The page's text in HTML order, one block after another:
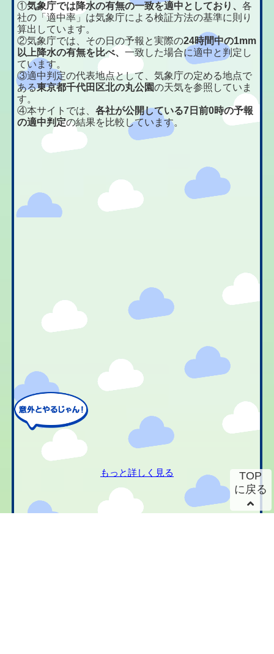
①気象庁では降水の有無の一致を適中としており、各
社の「適中率」は気象庁による検証方法の基準に則り
算出しています。
②気象庁では、その日の予報と実際の24時間中の1mm
以上降水の有無を比べ、一致した場合に適中と判定し
ています。
③適中判定の代表地点として、気象庁の定める地点で
ある東京都千代田区北の丸公園の天気を参照していま
す。
④本サイトでは、各社が公開している7日前0時の予報
の適中判定の結果を比較しています。
もっと詳しく見る
TOP
に戻る